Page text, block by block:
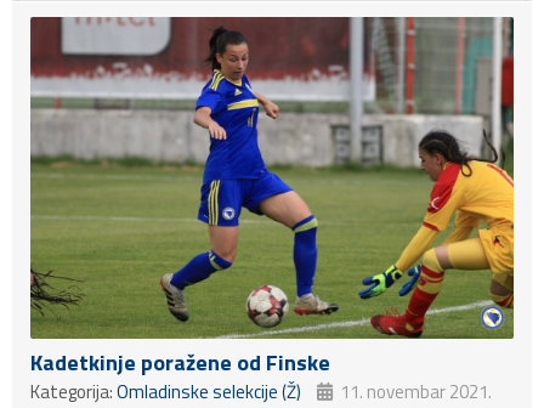
Kadetkinje poražene od Finske
Kategorija:Omladinske selekcije (Ž)
11. novembar 2021.